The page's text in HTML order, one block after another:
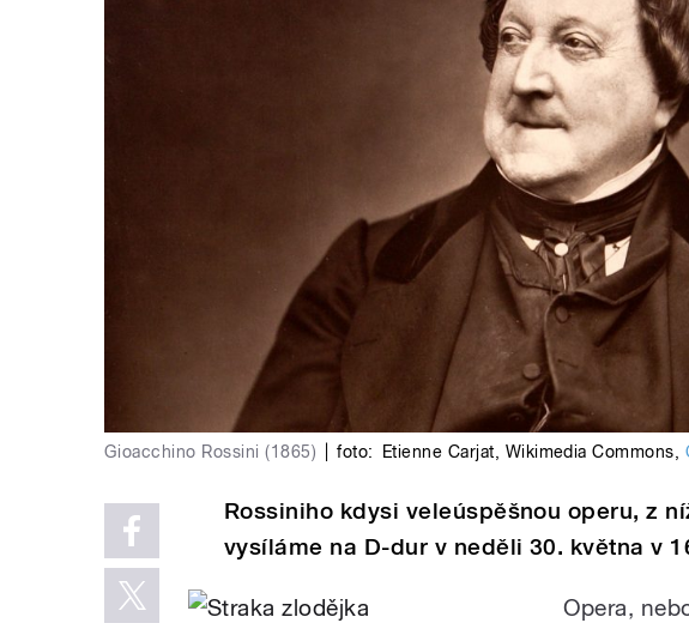
Gioacchino Rossini (1865) foto: Etienne Carjat, Wikimedia Commons,
Rossiniho kdysi veleúspěšnou operu, z
vysíláme na D-dur v neděli 30. května v
Opera,